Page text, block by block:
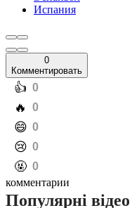
Испания
0
Комментировать
️👍 0
️🔥 0
️😄 0
️😢 0
️🤬 0
комментарии